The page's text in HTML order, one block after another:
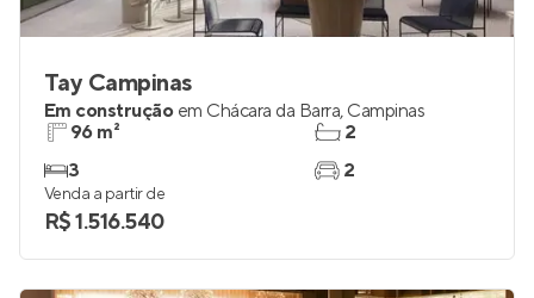
Tay Campinas
Em construção em Chácara da Barra, Campinas
96 m²
3
2
2
Venda a partir de
R$ 1.516.540